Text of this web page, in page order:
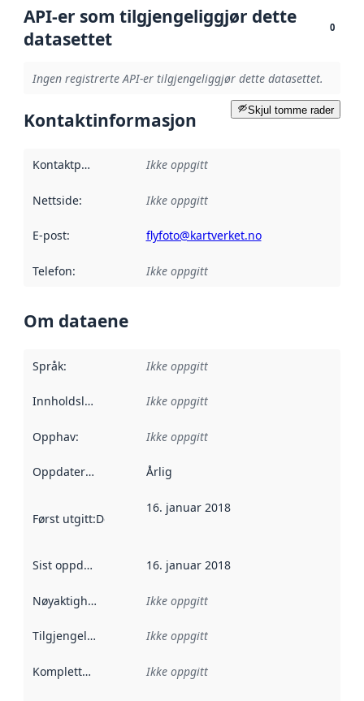
API-er som tilgjengeliggjør dette
datasettet
0
Ingen registrerte API-er tilgjengeliggjør dette datasettet.
Skjul tomme rader
Kontaktinformasjon
Kontaktpunkt Ikke oppgitt
Nettside: Ikke oppgitt
E-post: flyfoto@kartverket.no
Telefon: Ikke oppgitt
Om dataene
Språk: Ikke oppgitt
Innholdsleverandører :
Ikke oppgitt
Opphav: Ikke oppgitt
Oppdateringsfrekvens :
Årlig
Først utgitt:Denne datoen sier når dataene i dette
16. januar 2018
Sist oppdatert 16. januar 2018
Nøyaktighet Ikke oppgitt
Tilgjengelighet Ikke oppgitt
Kompletthet Ikke oppgitt